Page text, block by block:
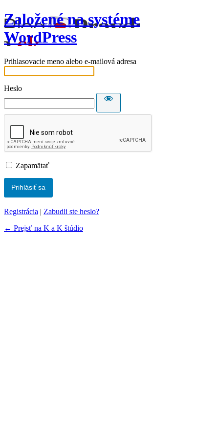
Založené na systéme
WordPress
Prihlasovacie meno alebo e-mailová adresa
Heslo
Zapamätať
Registrácia | Zabudli ste heslo?
← Prejsť na K a K štúdio